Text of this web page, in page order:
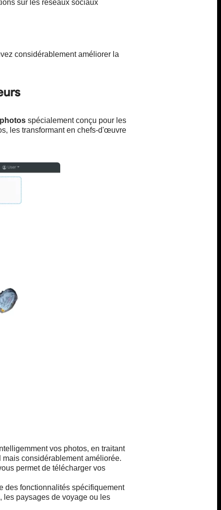
sur les réseaux sociaux
considérablement améliorer la
spécialement conçu pour les
les transformant en chefs-d'œuvre
vos photos, en traitant
considérablement améliorée.
permet de télécharger vos
des fonctionnalités spécifiquement
les paysages de voyage ou les